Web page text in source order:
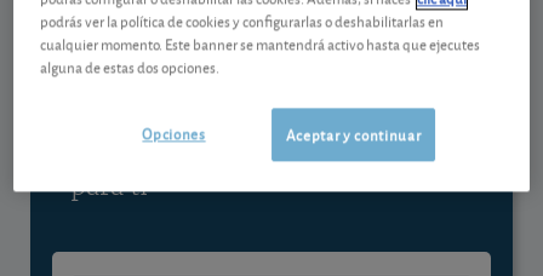
Gestiona tu dinero con visión
experta
y consigue que cada euro trabaje
para ti
podrás ver la política de cookies y configurarlas o deshabilitarlas en
cualquier momento. Este banner se mantendrá activo hasta que ejecutes
alguna de estas dos opciones.
Aceptar y continuar
Opciones